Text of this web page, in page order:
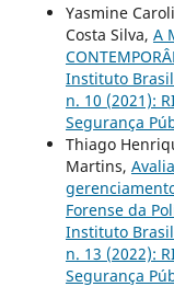
Yasmine
Costa Silva, A
Instituto
n. 10 (2021):
Segurança
Thiago
Martins,
Forense da
Instituto
n. 13 (2022):
Segurança